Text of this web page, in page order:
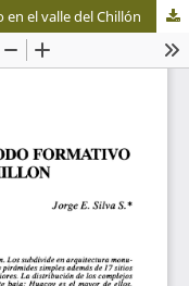
el valle del Chillón